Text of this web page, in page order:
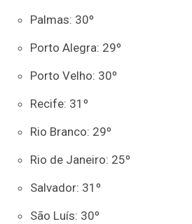
Palmas: 30º
Porto Alegra: 29º
Porto Velho: 30º
Recife: 31º
Rio Branco: 29º
Rio de Janeiro: 25º
Salvador: 31º
São Luís: 30º